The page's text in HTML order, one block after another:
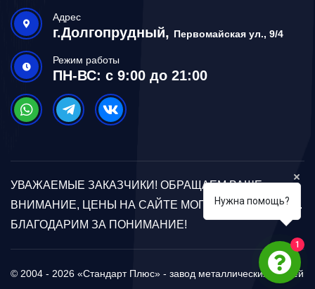
Адрес
г.Долгопрудный, Первомайская ул., 9/4
Режим работы
ПН-ВС: с 9:00 до 21:00
УВАЖАЕМЫЕ ЗАКАЗЧИКИ! ОБРАЩАЕМ ВАШЕ
ВНИМАНИЕ, ЦЕНЫ НА САЙТЕ МОГУТ ОТЛИЧАТЬСЯ.
БЛАГОДАРИМ ЗА ПОНИМАНИЕ!
© 2004 - 2026 «Стандарт Плюс» - завод металлических дверей
Нужна помощь?
1